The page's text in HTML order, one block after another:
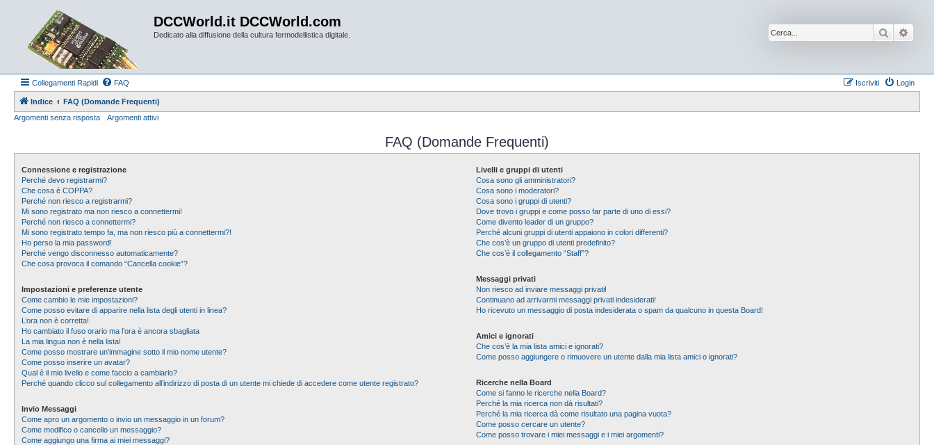
DCCWorld.it DCCWorld.com
Dedicato alla diffusione della cultura fermodellistica digitale. Cerca
Collegamenti Rapidi FAQ Login
Iscriviti
Indice
FAQ (Domande Frequenti)
Argomenti senza risposta
Argomenti attivi
FAQ (Domande Frequenti)
Connessione e registrazione
Perché devo registrarmi?
Che cosa è COPPA?
Perché non riesco a registrarmi?
Mi sono registrato ma non riesco a connettermi!
Perché non riesco a connettermi?
Mi sono registrato tempo fa, ma non riesco più a connettermi?!
Ho perso la mia password!
Perché vengo disconnesso automaticamente?
Che cosa provoca il comando “Cancella cookie”?
Impostazioni e preferenze utente
Come cambio le mie impostazioni?
Come posso evitare di apparire nella lista degli utenti in linea?
L’ora non è corretta!
Ho cambiato il fuso orario ma l’ora è ancora sbagliata
La mia lingua non è nella lista!
Come posso mostrare un’immagine sotto il mio nome utente?
Come posso inserire un avatar?
Qual è il mio livello e come faccio a cambiarlo?
Perché quando clicco sul collegamento all’indirizzo di posta di un utente mi chiede di accedere come utente registrato?
Invio Messaggi
Come apro un argomento o invio un messaggio in un forum?
Come modifico o cancello un messaggio?
Come aggiungo una firma ai miei messaggi?
Livelli e gruppi di utenti
Cosa sono gli amministratori?
Cosa sono i moderatori?
Cosa sono i gruppi di utenti?
Dove trovo i gruppi e come posso far parte di uno di essi?
Come divento leader di un gruppo?
Perché alcuni gruppi di utenti appaiono in colori differenti?
Che cos’è un gruppo di utenti predefinito?
Che cos’è il collegamento “Staff”?
Messaggi privati
Non riesco ad inviare messaggi privati!
Continuano ad arrivarmi messaggi privati indesiderati!
Ho ricevuto un messaggio di posta indesiderata o spam da qualcuno in questa Board!
Amici e ignorati
Che cos’è la mia lista amici e ignorati?
Come posso aggiungere o rimuovere un utente dalla mia lista amici o ignorati?
Ricerche nella Board
Come si fanno le ricerche nella Board?
Perché la mia ricerca non dà risultati?
Perché la mia ricerca dà come risultato una pagina vuota?
Come posso cercare un utente?
Come posso trovare i miei messaggi e i miei argomenti?